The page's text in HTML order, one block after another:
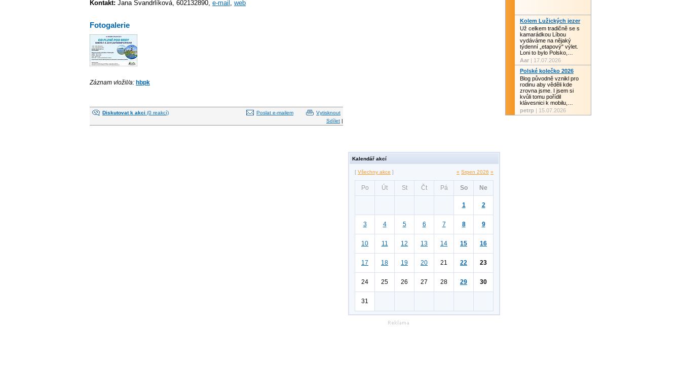
Kontakt: Jana Švandrlíková, 602132890, e-mail , web
Fotogalerie
Záznam vložil/a: hbpk
Diskutovat k akci (0 reakcí) Vytisknout
Poslat e-mailem
Sdílet |
Kalendář akcí
[ Všechny akce ] « Srpen 2026 »
Po Út St Čt Pá So Ne
1 2
3 4 5 6 7 8 9
10 11 12 13 14 15 16
17 18 19 20 21 22 23
24 25 26 27 28 29 30
31
Kolem Lužických jezer
Už celkem tradičně se s
kamarádkou Líbou
vydáváme na nějaký
týdenní „etapový" výlet.
Loni to bylo Polsko,…
Aar | 17.07.2026
Polské kolečko 2026
Blog původně vznikl pro
rodinu aby věděli kde
zrovna jsme. I jsem si
kvůli tomu pořídil
klávesnici k mobilu,…
petrp | 15.07.2026